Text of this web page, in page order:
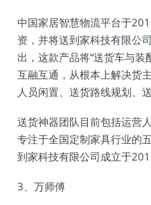
中国家居智慧物流平台于
资，并将送到家科技有限公
出，这款产品将“送货车与
互融互通，从根本上解决货
人员闲置、送货路线规划、
送货神器团队目前包括运营
专注于全国定制家具行业的
到家科技有限公司成立于
3、万师傅